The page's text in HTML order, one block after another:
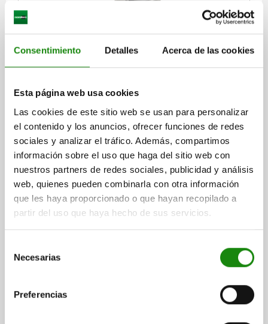
Consentimiento Detalles Acerca de las cookies
Esta página web usa cookies
Las cookies de este sitio web se usan para personalizar
el contenido y los anuncios, ofrecer funciones de redes
sociales y analizar el tráfico. Además, compartimos
información sobre el uso que haga del sitio web con
nuestros partners de redes sociales, publicidad y análisis
web, quienes pueden combinarla con otra información
que les haya proporcionado o que hayan recopilado a
partir del uso que haya hecho de sus servicios.
Necesarias
Preferencias
PIEZA DE PRESIÓN PARA TENSOR DE FUERZA,
FORMA=B MODELO DE FORMA=ACANALADO
B1=13
ALTURA=14 LONGITUD=12
Referencia:04631-119
$198.06
más IVA.
más gastos de envío
DETALLES
04631